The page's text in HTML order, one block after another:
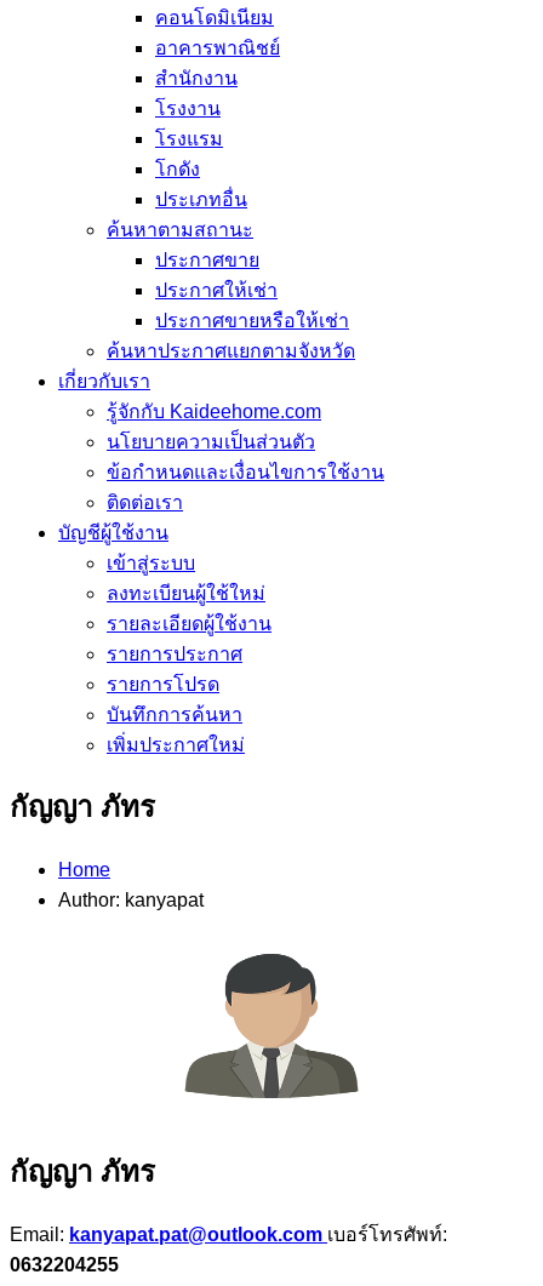
คอนโดมิเนียม
อาคารพาณิชย์
สำนักงาน
โรงงาน
โรงแรม
โกดัง
ประเภทอื่น
ค้นหาตามสถานะ
ประกาศขาย
ประกาศให้เช่า
ประกาศขายหรือให้เช่า
ค้นหาประกาศแยกตามจังหวัด
เกี่ยวกับเรา
รู้จักกับ Kaideehome.com
นโยบายความเป็นส่วนตัว
ข้อกำหนดและเงื่อนไขการใช้งาน
ติดต่อเรา
บัญชีผู้ใช้งาน
เข้าสู่ระบบ
ลงทะเบียนผู้ใช้ใหม่
รายละเอียดผู้ใช้งาน
รายการประกาศ
รายการโปรด
บันทึกการค้นหา
เพิ่มประกาศใหม่
กัญญา ภัทร
Home
Author: kanyapat
กัญญา ภัทร
Email: kanyapat.pat@outlook.com เบอร์โทรศัพท์:
0632204255